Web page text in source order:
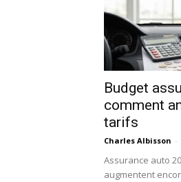
Budget
comment
tarifs
Charles Albisson -
Assurance auto
augmentent